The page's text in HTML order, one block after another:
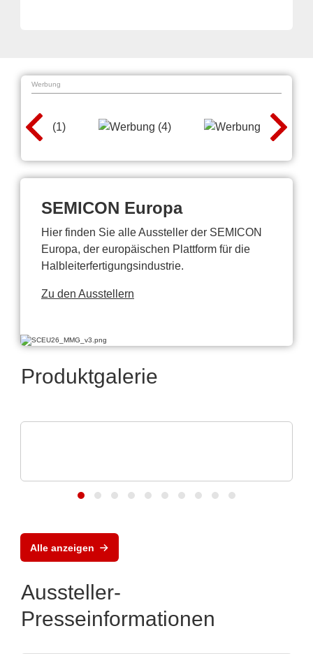
Werbung
SEMICON Europa
Hier finden Sie alle Aussteller der SEMICON
Europa, der europäischen Plattform für die
Halbleiterfertigungsindustrie.
Zu den Ausstellern
Produktgalerie
Alle anzeigen
Aussteller-
Presseinformationen